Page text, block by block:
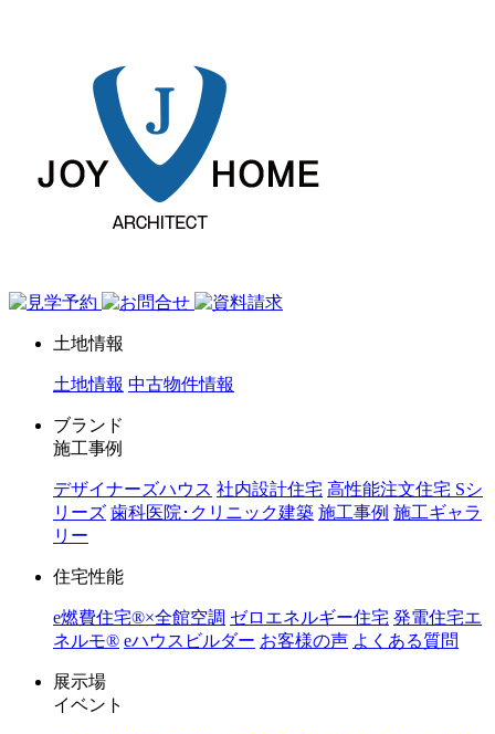
土地情報
土地情報 中古物件情報
ブランド
施工事例
デザイナーズハウス 社内設計住宅 高性能注文住宅 Sシ
リーズ 歯科医院･クリニック建築 施工事例 施工ギャラ
リー
住宅性能
e燃費住宅®︎×全館空調 ゼロエネルギー住宅 発電住宅エ
ネルモ®︎ eハウスビルダー お客様の声 よくある質問
展示場
イベント